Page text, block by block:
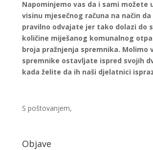
Napominjemo vas da i sami možete
visinu mjesečnog računa na način
pravilno odvajate jer tako dolazi do
količine miješanog komunalnog
broja pražnjenja spremnika. Molimo
spremnike ostavljate ispred svojih
kada želite da ih naši djelatnici
S poštovanjem,
Objave